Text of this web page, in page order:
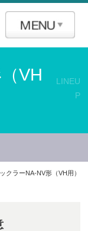
VH
LINEU
P
クラーNA-NV形（VH用）